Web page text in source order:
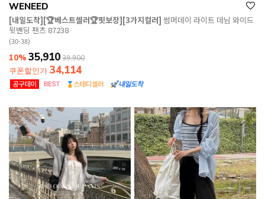
WENEED
[내일도착][🏆베스트셀러🏆핏보장][3가지컬러] 썸머데이 라이트 데님 와이드
뒷밴딩 팬츠 87238
(30-38)
10% 35,910 39,900
쿠폰할인가 34,114